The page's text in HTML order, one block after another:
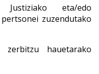
Justiziako eta/edo
zuzendutako
hauetarako